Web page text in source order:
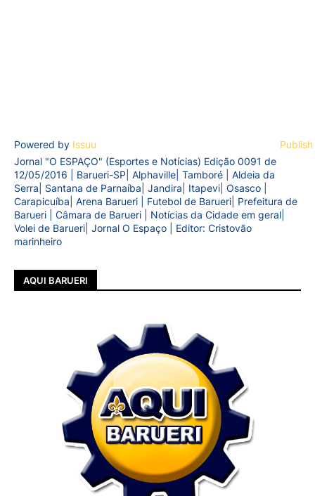
Powered by Issuu
Jornal "O ESPAÇO" (Esportes e Notícias) Edição 0091 de
12/05/2016 | Barueri-SP| Alphaville| Tamboré | Aldeia da
Serra| Santana de Parnaíba| Jandira| Itapevi| Osasco |
Carapicuíba| Arena Barueri | Futebol de Barueri| Prefeitura de
Barueri | Câmara de Barueri | Notícias da Cidade em geral|
Volei de Barueri| Jornal O Espaço | Editor: Cristovão
marinheiro
AQUI BARUERI